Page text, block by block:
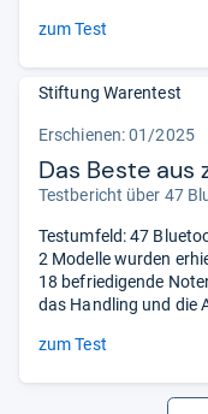
zum Test
Stiftung Warentest
Erschienen: 01/2025
Das Beste aus
Testbericht über 47
Testumfeld: 47
2 Modelle wurden
18 befriedigende
das Handling und die
zum Test